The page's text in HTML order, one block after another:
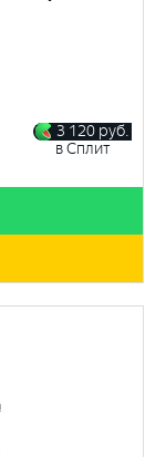
3 120 руб.
в Сплит